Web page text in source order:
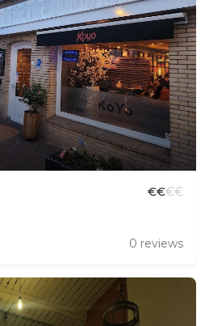
€€€€
0 reviews